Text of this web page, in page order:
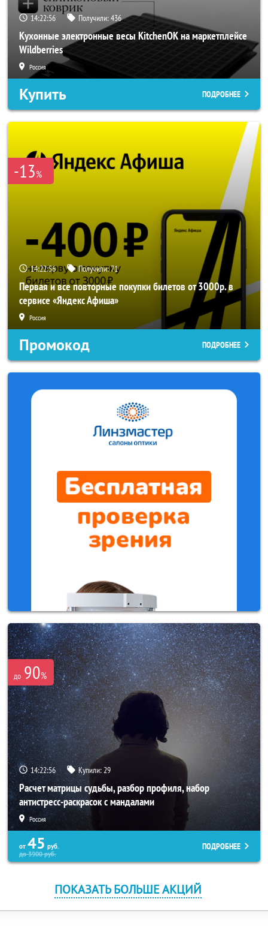
14:22:54 Получили:436
Кухонные электронные весы KitchenOK на маркетплейсе
Wildberries
Россия
Купить ПОДРОБНЕЕ
-13%
14:22:54 Получили:71
Первая и все повторные покупки билетов от 3000р. в
сервисе «Яндекс Афиша»
Россия
Промокод ПОДРОБНЕЕ
до 90%
14:22:54 Купили:29
Расчет матрицы судьбы, разбор профиля, набор
антистресс-раскрасок с мандалами
Россия
от 45 руб.
до3900руб.
ПОДРОБНЕЕ
ПОКАЗАТЬ БОЛЬШЕ АКЦИЙ